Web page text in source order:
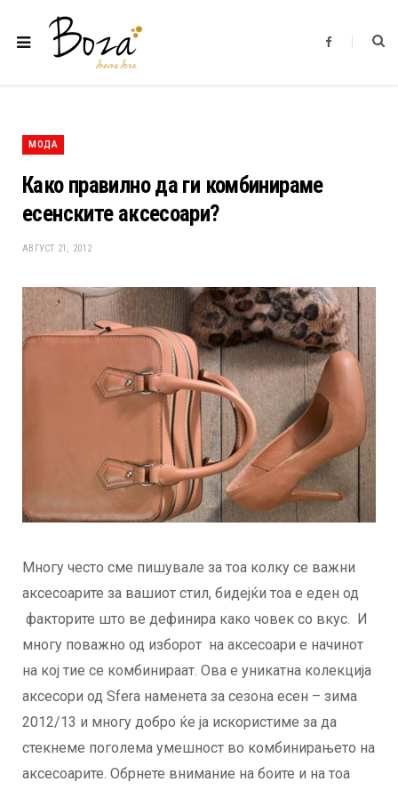
F
b
МОДА
Како правилно да ги комбинираме
есенските аксесоари?
АВГУСТ 21, 2012
Многу често сме пишувале за тоа колку се важни
аксесоарите за вашиот стил, бидејќи тоа е еден од
факторите што ве дефинира како човек со вкус. И
многу поважно од изборот на аксесоари е начинот
на кој тие се комбинираат. Ова е уникатна колекција
аксесори од Sfera наменета за сезона есен – зима
2012/13 и многу добро ќе ја искористиме за да
стекнеме поголема умешност во комбинирањето на
аксесоарите. Обрнете внимание на боите и на тоа